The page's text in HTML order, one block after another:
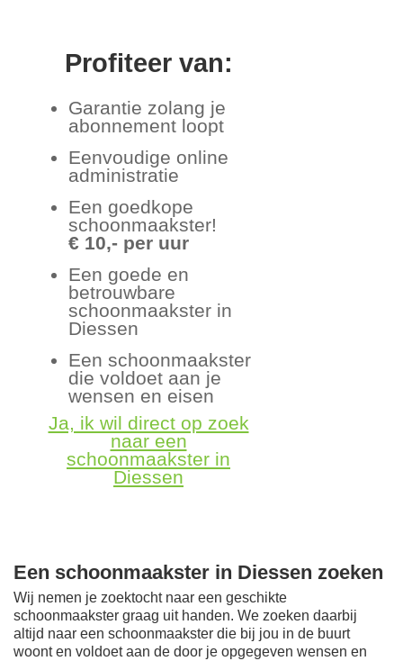
Profiteer van:
Garantie zolang je
abonnement loopt
Eenvoudige online
administratie
Een goedkope
schoonmaakster!
€ 10,- per uur
Een goede en
betrouwbare
schoonmaakster in
Diessen
Een schoonmaakster
die voldoet aan je
wensen en eisen
Ja, ik wil direct op zoek
naar een
schoonmaakster in
Diessen
Een schoonmaakster in Diessen zoeken
Wij nemen je zoektocht naar een geschikte
schoonmaakster graag uit handen. We zoeken daarbij
altijd naar een schoonmaakster die bij jou in de buurt
woont en voldoet aan de door je opgegeven wensen en